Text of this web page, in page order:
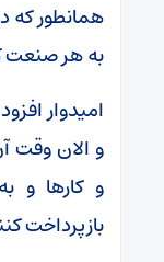
همانطور که
به هر
و الان وقت
و کار‌ها و
بازپرداخت